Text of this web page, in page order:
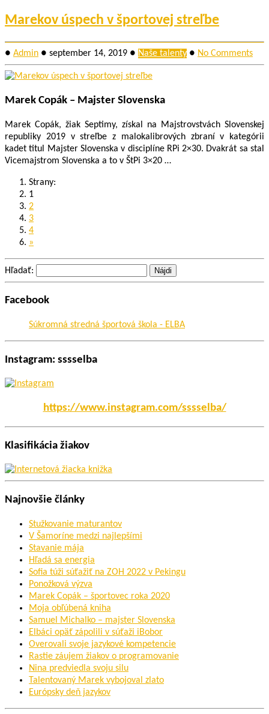
Marekov úspech v športovej streľbe
● Admin ● september 14, 2019 ● Naše talenty ● No Comments
Marek Copák – Majster Slovenska
Marek Copák, žiak Septimy, získal na Majstrovstvách Slovenskej
republiky 2019 v streľbe z malokalibrových zbraní v kategórii
kadet titul Majster Slovenska v disciplíne RPi 2×30. Dvakrát sa stal
Vicemajstrom Slovenska a to v ŠtPi 3×20 …
Strany:
1
2
3
4
»
Hľadať:
Facebook
Súkromná stredná športová škola - ELBA
Instagram: sssselba
https://www.instagram.com/sssselba/
Klasifikácia žiakov
Najnovšie články
Stužkovanie maturantov
V Šamoríne medzi najlepšími
Stavanie mája
Hľadá sa energia
Sofia túži súťažiť na ZOH 2022 v Pekingu
Ponožková výzva
Marek Copák – športovec roka 2020
Moja obľúbená kniha
Samuel Michalko – majster Slovenska
Elbáci opäť zápolili v súťaži iBobor
Overovali svoje jazykové kompetencie
Rastie záujem žiakov o programovanie
Nina predviedla svoju silu
Talentovaný Marek vybojoval zlato
Európsky deň jazykov